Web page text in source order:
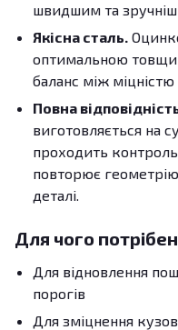
швидшим та
Якісна сталь.
оптимальною
баланс між
Повна
виготовляється на
проходить
повторює геометрію
деталі.
Для чого
Для відновлення
порогів
Для зміцнення